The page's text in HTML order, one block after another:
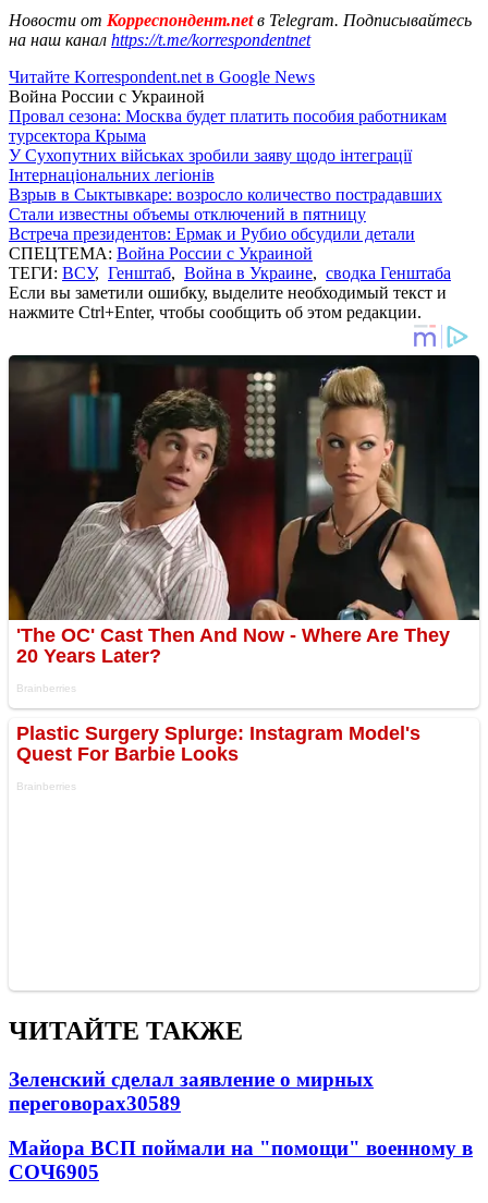
Новости от Корреспондент.netв Telegram. Подписывайтесь
на наш канал https://t.me/korrespondentnet
Читайте Korrespondent.net в Google News
Война России с Украиной
Провал сезона: Москва будет платить пособия работникам
турсектора Крыма
У Сухопутних військах зробили заяву щодо інтеграції
Інтернаціональних легіонів
Взрыв в Сыктывкаре: возросло количество пострадавших
Стали известны объемы отключений в пятницу
Встреча президентов: Ермак и Рубио обсудили детали
СПЕЦТЕМА: Война России с Украиной
ТЕГИ: ВСУ, Генштаб, Война в Украине, сводка Генштаба
Если вы заметили ошибку, выделите необходимый текст и
нажмите Ctrl+Enter, чтобы сообщить об этом редакции.
ЧИТАЙТЕ ТАКЖЕ
Зеленский сделал заявление о мирных
переговорах30589
Майора ВСП поймали на "помощи" военному в
СОЧ6905